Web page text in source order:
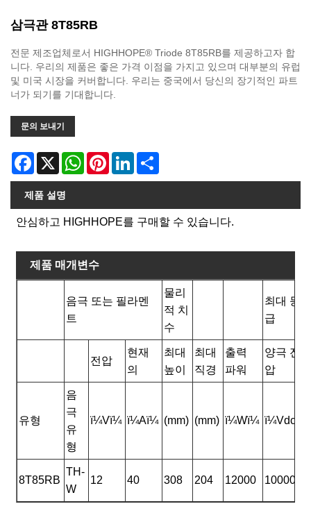
삼극관 8T85RB
전문 제조업체로서 HIGHHOPE® Triode 8T85RB를 제공하고자 합
니다. 우리의 제품은 좋은 가격 이점을 가지고 있으며 대부분의 유럽
및 미국 시장을 커버합니다. 우리는 중국에서 당신의 장기적인 파트
너가 되기를 기대합니다.
문의 보내기
Facebook
X WhatsAppPinterestLinkedIn
제품 설명
안심하고 HIGHHOPE를 구매할 수 있습니다.
제품 매개변수
음극 또는 필라멘
트
물리
적 치
수
최대 등
급
전압
현재
의
최대
높이
최대
직경
출력
파워
양극 전
압
유형
음
극
유
형
ï¼Vï¼ ï¼Aï¼ (mm) (mm) ï¼Wï¼ ï¼Vdcï¼
8T85RB
TH-
W
12 40 308 204 12000 10000